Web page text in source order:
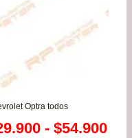
Optra todos
- $54.900